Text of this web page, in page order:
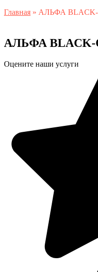
Главная » АЛЬФА BLACK-
АЛЬФА BLACK-
Оцените наши услуги